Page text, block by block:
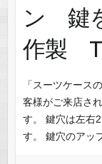
ン 鍵
作製
「スーツケース
客様がご来店さ
す。 鍵穴は左右
す。 鍵穴のアッ